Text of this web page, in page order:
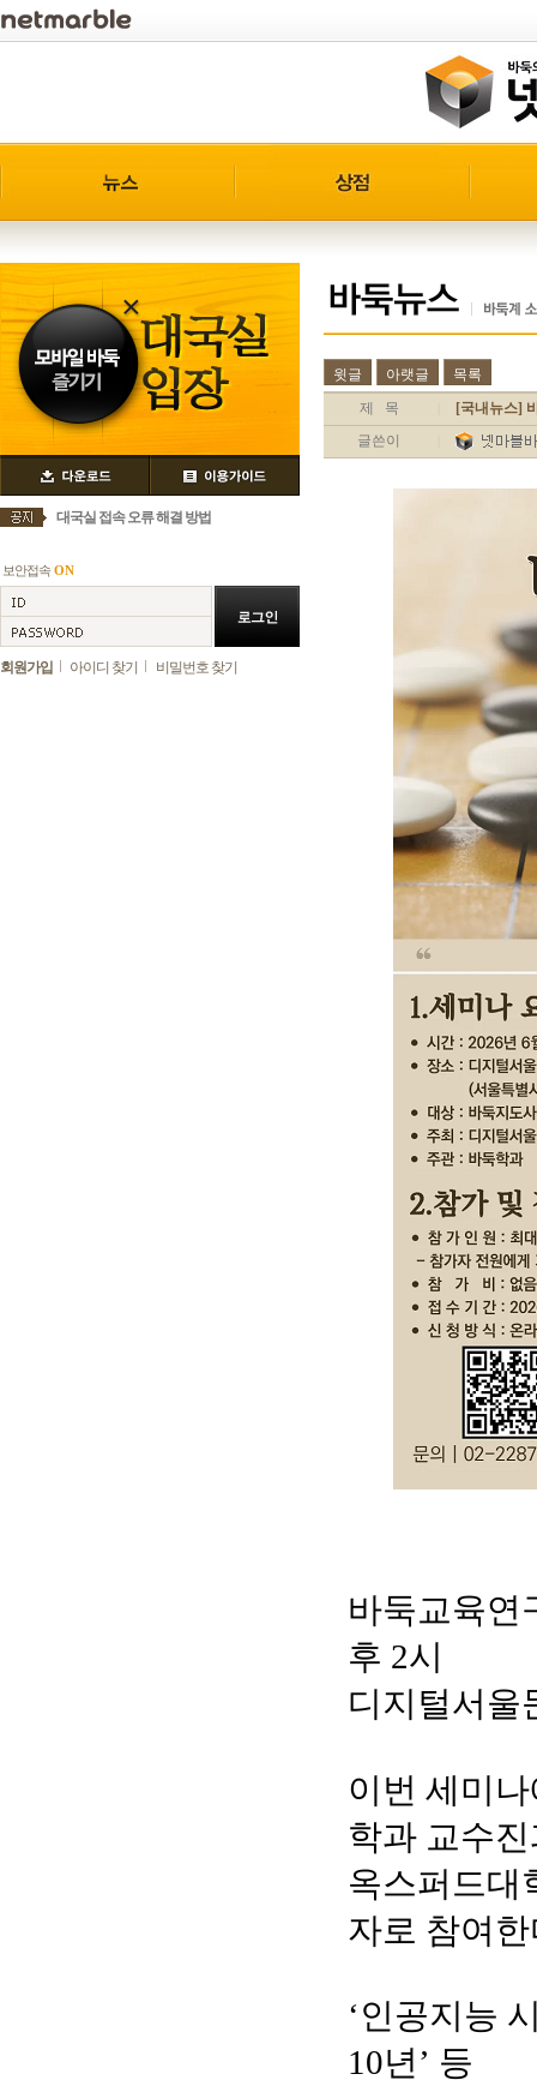
대국실 접속 오류 해결 방법
보안접속 ON
회원가입 아이디 찾기 비밀번호 찾기
윗글 아랫글
목록
제 목
[국내뉴스]
글쓴이
바둑교육연
후 2시
디지털서울
이번 세미
학과 교수
옥스퍼드대
자로 참여한
‘인공지능
10년’ 등